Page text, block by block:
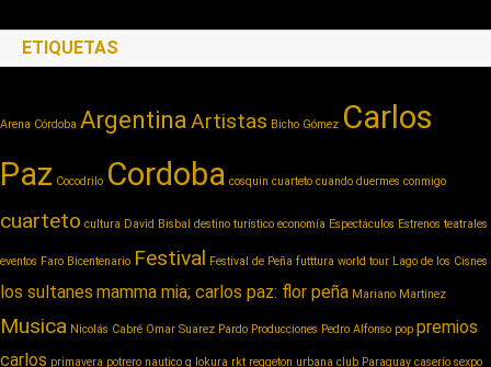
ETIQUETAS
Arena Córdoba ArgentinaArtistas Bicho Gómez Carlos
Paz Cocodrilo Cordoba cosquin cuarteto cuando duermes conmigo
cuarteto cultura David Bisbal destino turístico economía Espectáculos Estrenos teatrales
eventos Faro Bicentenario Festival Festival de Peña futttura world tour Lago de los Cisnes
los sultanes mamma mia; carlos paz: flor peña Mariano Martínez
Musica Nicolás Cabré Omar Suarez Pardo Producciones Pedro Alfonso pop premios
carlos primavera potrero nautico q lokura rkt reggeton urbana club Paraguay caserío sexpo